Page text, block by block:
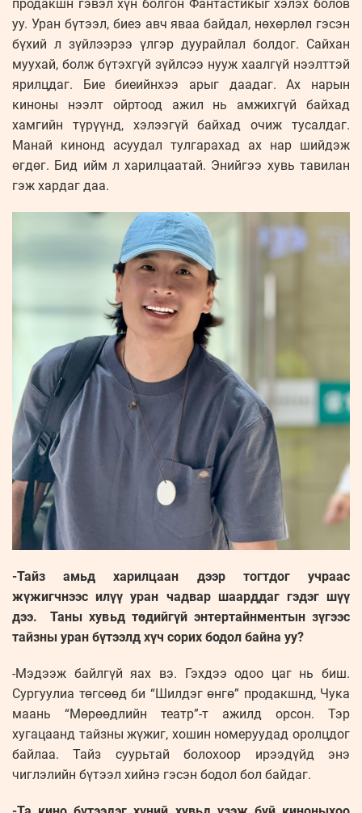
продакшн гэвэл хүн болгон Фантастикыг хэлэх болов
уу. Уран бүтээл, биеэ авч яваа байдал, нөхөрлөл гэсэн
бүхий л зүйлээрээ үлгэр дуурайлал болдог. Сайхан
муухай, болж бүтэхгүй зүйлсээ нууж хаалгүй нээлттэй
ярилцдаг. Бие биеийнхээ арыг даадаг. Ах нарын
киноны нээлт ойртоод ажил нь амжихгүй байхад
хамгийн түрүүнд, хэлээгүй байхад очиж тусалдаг.
Манай кинонд асуудал тулгарахад ах нар шийдэж
өгдөг. Бид ийм л харилцаатай. Энийгээ хувь тавилан
гэж хардаг даа.
-Тайз амьд харилцаан дээр тогтдог учраас
жүжигчнээс илүү уран чадвар шаарддаг гэдэг шүү
дээ. Таны хувьд төдийгүй энтертайнментын зүгээс
тайзны уран бүтээлд хүч сорих бодол байна уу?
-Мэдээж байлгүй яах вэ. Гэхдээ одоо цаг нь биш.
Сургуулиа төгсөөд би “Шилдэг өнгө” продакшнд, Чука
маань “Мөрөөдлийн театр”-т ажилд орсон. Тэр
хугацаанд тайзны жүжиг, хошин номеруудад оролцдог
байлаа. Тайз суурьтай болохоор ирээдүйд энэ
чиглэлийн бүтээл хийнэ гэсэн бодол бол байдаг.